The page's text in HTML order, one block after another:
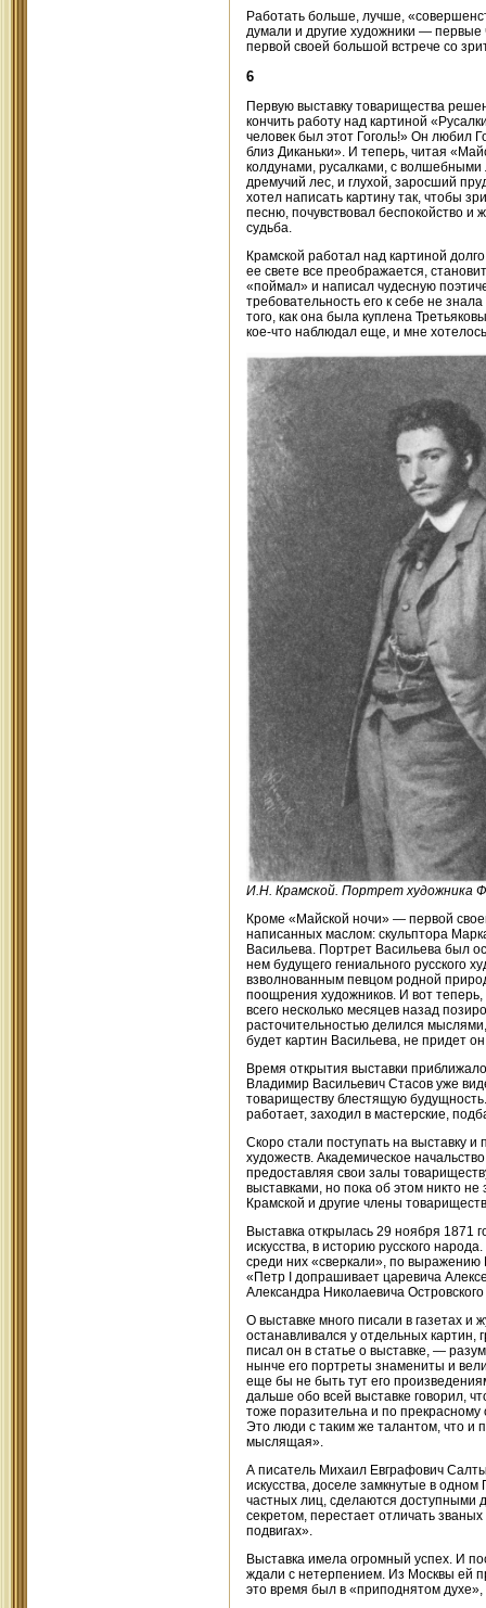
Работать больше, лучше,
думали и другие художники — первые
первой своей большой встрече со
6
Первую выставку товарищества
кончить работу над картиной
человек был этот Гоголь!» Он любил
близ Диканьки». И теперь, читая
колдунами, русалками, с волшебными
дремучий лес, и глухой, заросший
хотел написать картину так, чтобы
песню, почувствовал беспокойство и
судьба.
Крамской работал над картиной
ее свете все преображается,
«поймал» и написал чудесную
требовательность его к себе не
того, как она была куплена
кое-что наблюдал еще, и мне
И.Н. Крамской. Портрет художника
Кроме «Майской ночи» — первой
написанных маслом: скульптора
Васильева. Портрет Васильева был
нем будущего гениального русского
взволнованным певцом родной
поощрения художников. И вот
всего несколько месяцев назад
расточительностью делился
будет картин Васильева, не придет
Время открытия выставки
Владимир Васильевич Стасов уже
товариществу блестящую
работает, заходил в мастерские,
Скоро стали поступать на выставку
художеств. Академическое
предоставляя свои залы
выставками, но пока об этом никто
Крамской и другие члены
Выставка открылась 29 ноября 1871
искусства, в историю русского
среди них «сверкали», по
«Петр I допрашивает царевича
Александра Николаевича
О выставке много писали в газетах и
останавливался у отдельных картин,
писал он в статье о выставке, —
нынче его портреты знамениты и
еще бы не быть тут его
дальше обо всей выставке говорил,
тоже поразительна и по
Это люди с таким же талантом, что и
мыслящая».
А писатель Михаил Евграфович
искусства, доселе замкнутые в
частных лиц, сделаются доступными
секретом, перестает отличать
подвигах».
Выставка имела огромный успех. И
ждали с нетерпением. Из Москвы ей
это время был в «приподнятом